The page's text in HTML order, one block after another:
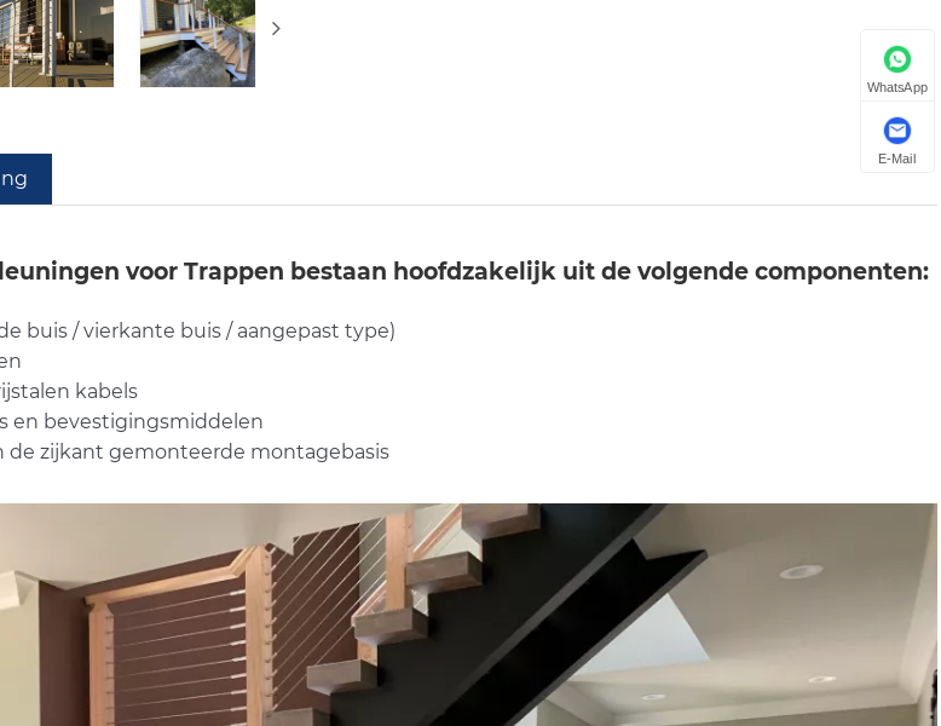
voor Trappen bestaan ​​hoofdzakelijk uit de volgende componenten:
buis / vierkante buis / aangepast type)
kabels
en bevestigingsmiddelen
de zijkant gemonteerde montagebasis
WhatsApp
E-Mail